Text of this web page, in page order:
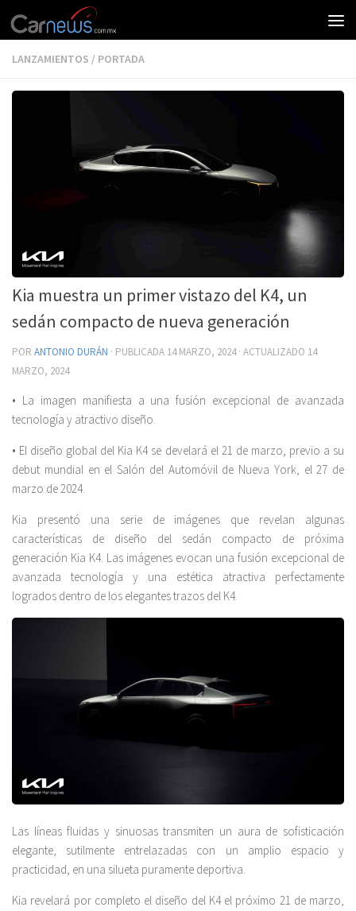
LANZAMIENTOS / PORTADA
Kia muestra un primer vistazo del K4, un
sedán compacto de nueva generación
POR ANTONIO DURÁN · PUBLICADA 14 MARZO, 2024· ACTUALIZADO 14
MARZO, 2024
• La imagen manifiesta a una fusión excepcional de avanzada
tecnología y atractivo diseño.
• El diseño global del Kia K4 se develará el 21 de marzo, previo a su
debut mundial en el Salón del Automóvil de Nueva York, el 27 de
marzo de 2024.
Kia presentó una serie de imágenes que revelan algunas
características de diseño del sedán compacto de próxima
generación Kia K4. Las imágenes evocan una fusión excepcional de
avanzada tecnología y una estética atractiva perfectamente
logrados dentro de los elegantes trazos del K4.
Las líneas fluidas y sinuosas transmiten un aura de sofisticación
elegante, sutilmente entrelazadas con un amplio espacio y
practicidad, en una silueta puramente deportiva.
Kia revelará por completo el diseño del K4 el próximo 21 de marzo,